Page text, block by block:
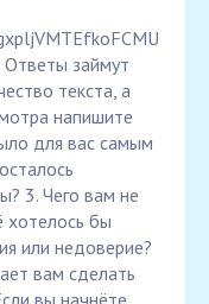
займут
текста, а
напишите
для вас самым
3. Чего вам не
бы
или недоверие?
вам сделать